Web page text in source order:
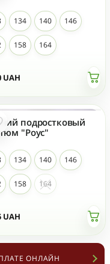
UAH
134 140 146
158 164
НОВЫЙ
UAH
подростковый
"Роус"
134 140 146
158 164
ОНЛАЙН